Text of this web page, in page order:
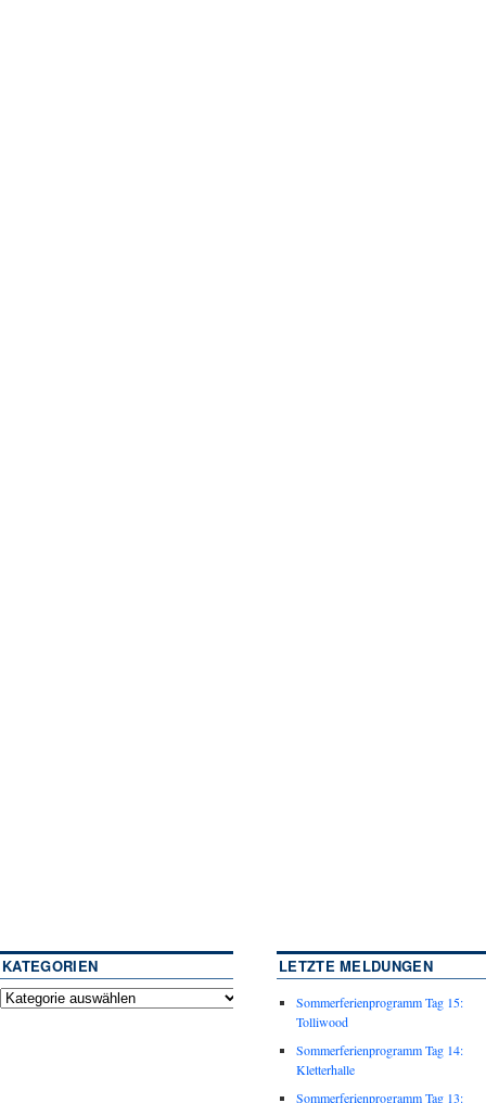
KATEGORIEN LETZTE MELDUNGEN
Sommerferienprogramm Tag 15:
Tolliwood
Sommerferienprogramm Tag 14:
Kletterhalle
Sommerferienprogramm Tag 13: